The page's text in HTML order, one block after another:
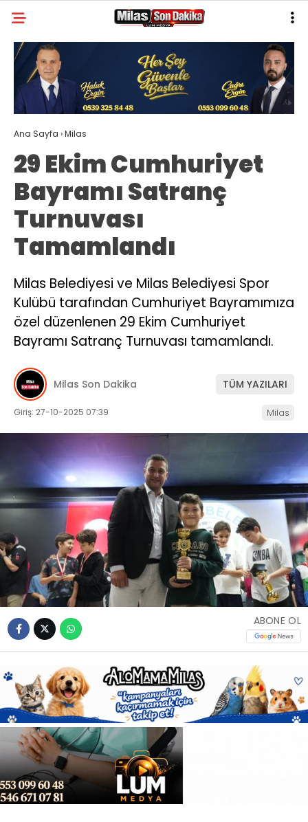
İhbar Hattı
Facebook
Instagram
31.4
GALERİ YAZARLAR
MILAS
MUĞLA’DAN
ASAYIŞ
GÜNDEM
EKONOMI
SPOR
VEFAT
GENEL
Ana Sayfa ›Milas
29 Ekim Cumhuriyet
Bayramı Satranç
Turnuvası
Tamamlandı
Milas Belediyesi ve Milas Belediyesi Spor
Kulübü tarafından Cumhuriyet Bayramımıza
özel düzenlenen 29 Ekim Cumhuriyet
Bayramı Satranç Turnuvası tamamlandı.
Milas Son Dakika TÜM YAZILARI
Giriş: 27-10-2025 07:39 Milas
ABONE OL